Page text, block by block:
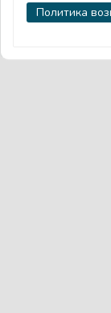
Политика